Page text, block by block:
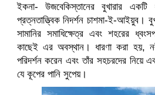
ইকনা- উজবেকিস্তানের বুখারার একটি
প্রত্নতাত্ত্বিক নিদর্শন চাশমা-ই-আইয়ুব।
সামানির সমাধিক্ষেত্র এবং শহরের
কাছেই এর অবস্থান। ধারণা করা
পরিদর্শন করেন এবং তাঁর সহচরদের
যে কূপের পানি সুপেয়।